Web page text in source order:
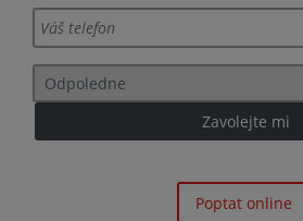
Poptat online